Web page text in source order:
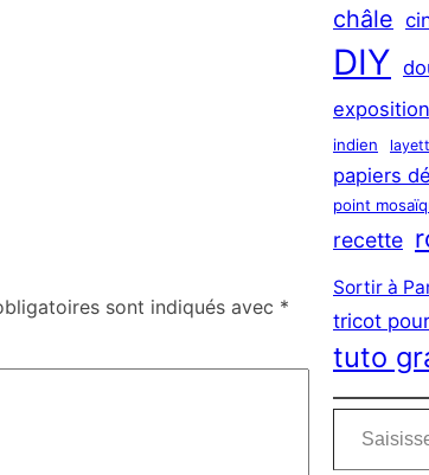
sont indiqués avec *
châle
DIY
exposition
indien
papiers
point
recette
Sortir à
tricot
tuto
Saisissez votre adresse e-mail…